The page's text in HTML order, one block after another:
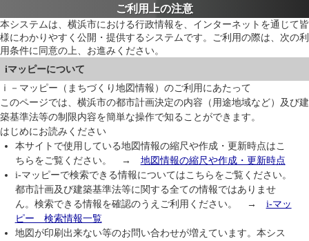
ご利用上の注意
本システムは、横浜市における行政情報を、インターネットを通じて皆
様にわかりやすく公開・提供するシステムです。ご利用の際は、次の利
用条件に同意の上、お進みください。
iマッピーについて
ｉ－マッピー（まちづくり地図情報）のご利用にあたって
このページでは、横浜市の都市計画決定の内容（用途地域など）及び建
築基準法等の制限内容を簡単な操作で知ることができます。
はじめにお読みください
本サイトで使用している地図情報の縮尺や作成・更新時点はこ
ちらをご覧ください。 → 地図情報の縮尺や作成・更新時点
i-マッピーで検索できる情報についてはこちらをご覧ください。
都市計画及び建築基準法等に関する全ての情報ではありませ
ん。検索できる情報を確認のうえご利用ください。 → i-マッ
ピー 検索情報一覧
地図が印刷出来ない等のお問い合わせが増えています。本シス